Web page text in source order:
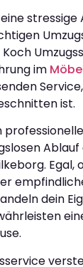
im
ist.
Ablauf
Egal,
dein